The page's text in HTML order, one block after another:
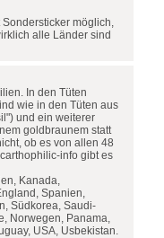
möglich,
alle Länder sind
In den Tüten
wie in den Tüten aus
und ein weiterer
goldbraunem statt
ob es von allen 48
info gibt es
Kanada,
Spanien,
Südkorea, Saudi-
Norwegen, Panama,
USA, Usbekistan.